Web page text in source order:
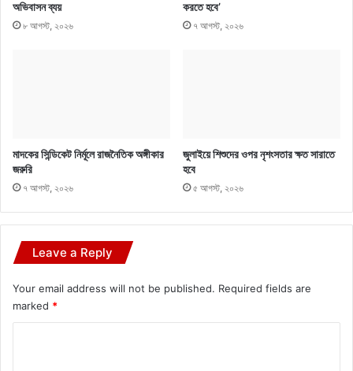
অভিবাসন ব্যয়
৮ আগস্ট, ২০২৬
করতে হবে’
৭ আগস্ট, ২০২৬
মাদকের সিন্ডিকেট নির্মূলে রাজনৈতিক অঙ্গীকার
জরুরি
৭ আগস্ট, ২০২৬
জুলাইয়ে শিশুদের ওপর নৃশংসতার ক্ষত সারাতে
হবে
৫ আগস্ট, ২০২৬
Leave a Reply
Your email address will not be published. Required fields are
marked *